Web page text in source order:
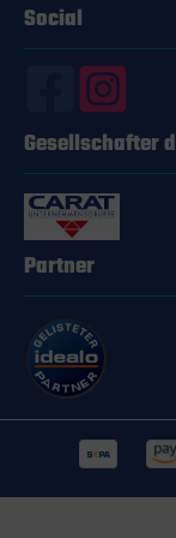
strapazierfähige
der UEBLER
für jeden
Radfahrer,
Fahrradboten
Social
Gesellschafter
Partner